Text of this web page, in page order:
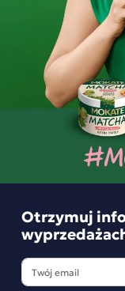
Otrzymuj